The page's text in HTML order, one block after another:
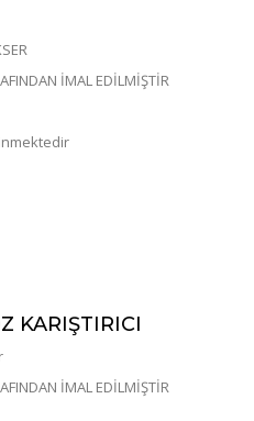
İMAL EDİLMİŞTİR
KARIŞTIRICI
İMAL EDİLMİŞTİR